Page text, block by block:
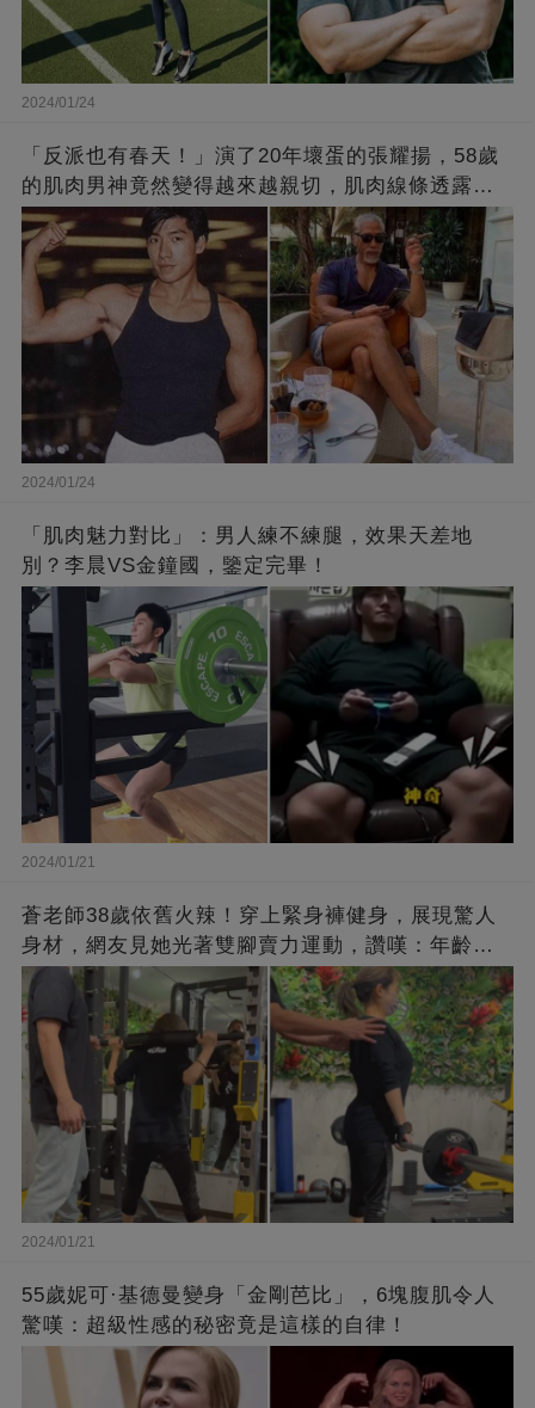
2024/01/24
「反派也有春天！」演了20年壞蛋的張耀揚，58歲
的肌肉男神竟然變得越來越親切，肌肉線條透露了
他的秘密！
2024/01/24
「肌肉魅力對比」：男人練不練腿，效果天差地
別？李晨VS金鐘國，鑒定完畢！
2024/01/21
蒼老師38歲依舊火辣！穿上緊身褲健身，展現驚人
身材，網友見她光著雙腳賣力運動，讚嘆：年齡不
過是個數字！
2024/01/21
55歲妮可·基德曼變身「金剛芭比」，6塊腹肌令人
驚嘆：超級性感的秘密竟是這樣的自律！